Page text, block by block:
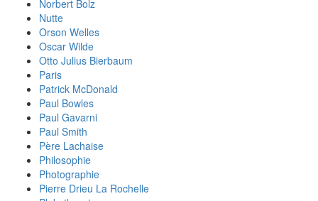
Norbert Bolz
Nutte
Orson Welles
Oscar Wilde
Otto Julius Bierbaum
Paris
Patrick McDonald
Paul Bowles
Paul Gavarni
Paul Smith
Père Lachaise
Philosophie
Photographie
Pierre Drieu La Rochelle